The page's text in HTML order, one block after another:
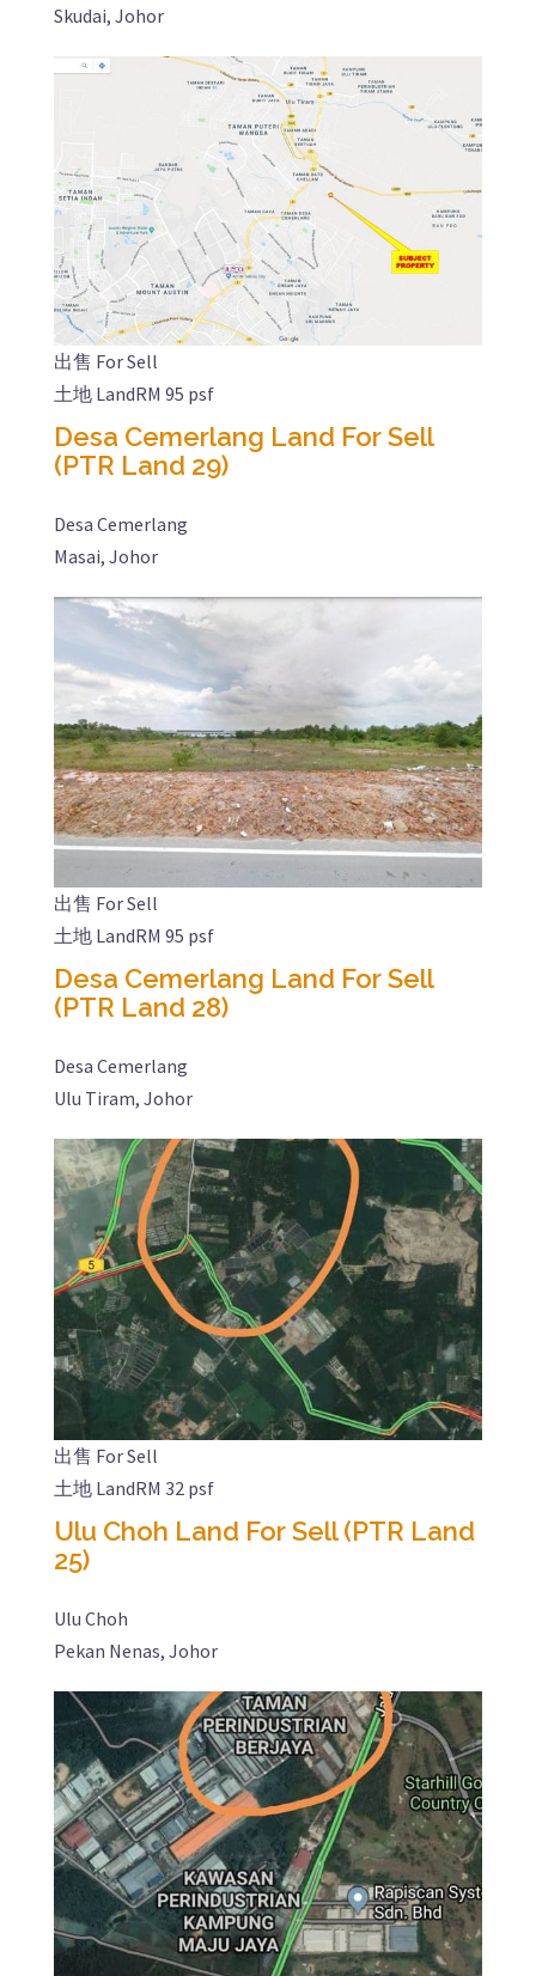
Skudai, Johor
出售 For Sell
土地 LandRM 95 psf
Desa Cemerlang Land For Sell
(PTR Land 29)
Desa Cemerlang
Masai, Johor
出售 For Sell
土地 LandRM 95 psf
Desa Cemerlang Land For Sell
(PTR Land 28)
Desa Cemerlang
Ulu Tiram, Johor
出售 For Sell
土地 LandRM 32 psf
Ulu Choh Land For Sell (PTR Land
25)
Ulu Choh
Pekan Nenas, Johor